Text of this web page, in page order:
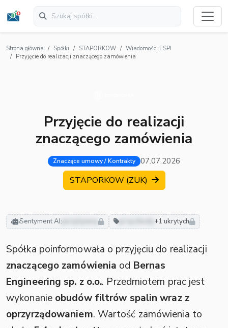
Strona główna Spółki STAPORKOW
Wiadomości ESPI
Przyjęcie do realizacji znaczącego zamówienia
Przyjęcie do realizacji
znaczącego zamówienia
Znaczące umowy / Kontrakty 07.07.2026
STAPORKOW (ZUK)
Sentyment AI: pozytywny przychody +1 ukrytych
Spółka poinformowała o przyjęciu do realizacji
znaczącego zamówienia od Bernas
Engineering sp. z o.o.. Przedmiotem prac jest
wykonanie obudów filtrów spalin wraz z
oprzyrządowaniem. Wartość zamówienia to